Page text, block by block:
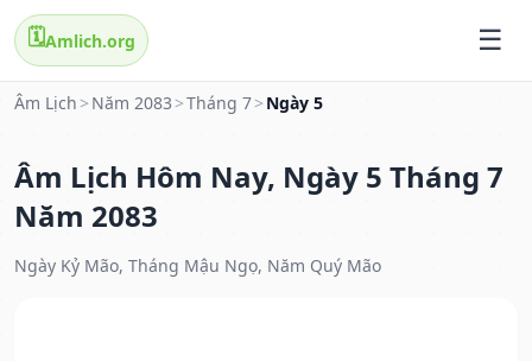
🗓️Amlich.org
Âm Lịch > Năm 2083 >Tháng 7> Ngày 5
Âm Lịch Hôm Nay, Ngày 5 Tháng 7
Năm 2083
Ngày Kỷ Mão, Tháng Mậu Ngọ, Năm Quý Mão